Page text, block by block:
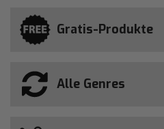
Gratis-Produkte
Alle Genres